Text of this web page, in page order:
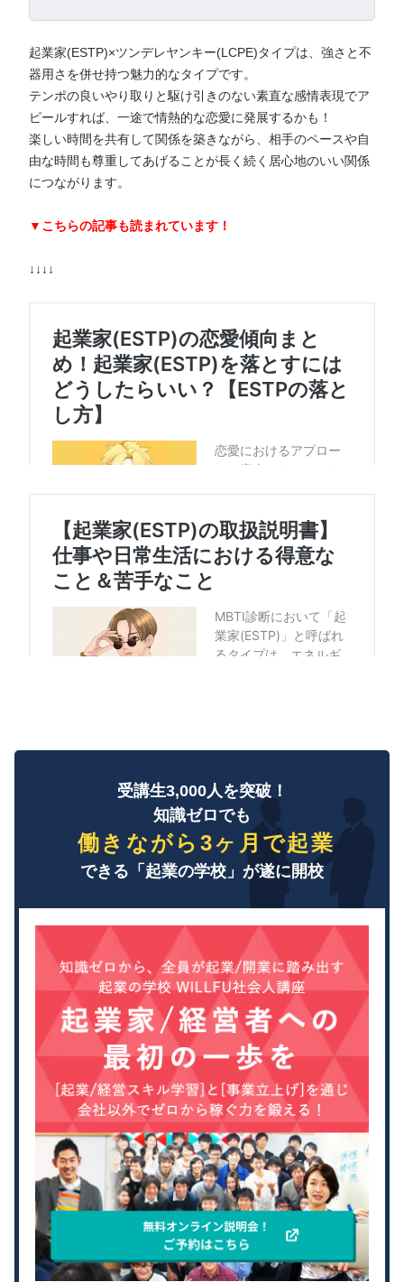
起業家(ESTP)×ツンデレヤンキー(LCPE)タイプは、強さと不
器用さを併せ持つ魅力的なタイプです。
テンポの良いやり取りと駆け引きのない素直な感情表現でア
ピールすれば、一途で情熱的な恋愛に発展するかも！
楽しい時間を共有して関係を築きながら、相手のペースや自
由な時間も尊重してあげることが長く続く居心地のいい関係
につながります。
▼こちらの記事も読まれています！
↓↓↓↓
受講生3,000人を突破！
知識ゼロでも
働きながら3ヶ月で起業
できる「起業の学校」が遂に開校